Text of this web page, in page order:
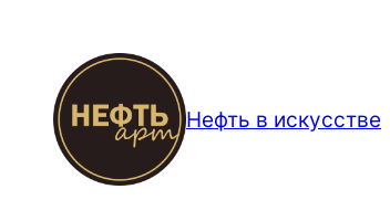
содержимому
Нефть в искусстве